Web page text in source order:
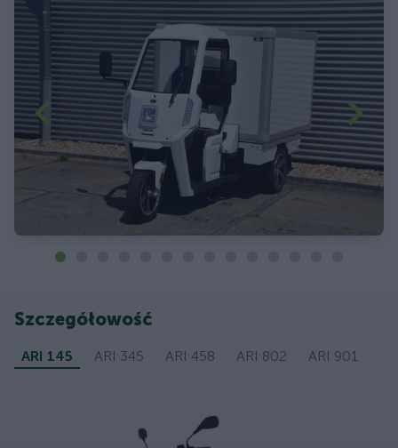
Szczegółowość
ARI 145 ARI 345 ARI 458 ARI 802 ARI 901